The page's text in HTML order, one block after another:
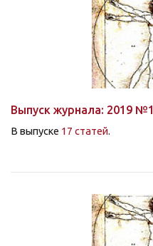
Выпуск журнала: 2019 №1
В выпуске 17 статей.